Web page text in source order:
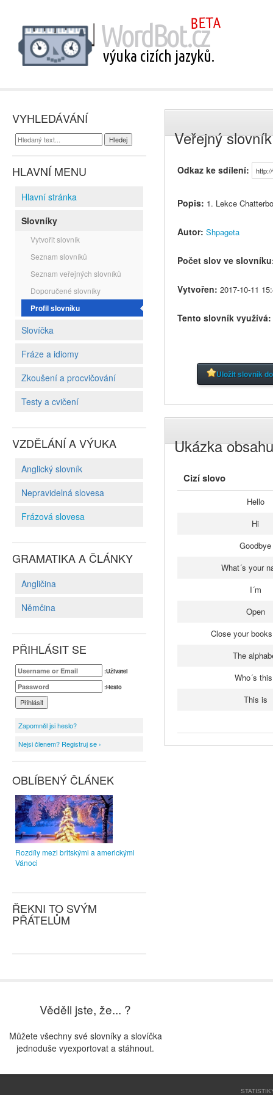
VYHLEDÁVÁNÍ
HLAVNÍ MENU
Hlavní stránka
Slovníky
Vytvořit slovník
Seznam slovníků
Seznam veřejných slovníků
Doporučené slovníky
Profil slovníku
Slovíčka
Fráze a idiomy
Zkoušení a procvičování
Testy a cvičení
VZDĚLÁNÍ A VÝUKA
Anglický slovník
Nepravidelná slovesa
Frázová slovesa
GRAMATIKA A ČLÁNKY
Angličina
Němčina
PŘIHLÁSIT SE
:Uživatel
:Heslo
Zapomněl jsi heslo?
Nejsi členem? Registruj se ›
OBLÍBENÝ ČLÁNEK
Rozdíly mezi britskými a americkými
Vánoci
ŘEKNI TO SVÝM
PŘÁTELŮM
Veřejný
Odkaz ke sdílení:
Popis: 1. Lekce
Autor: Shpageta
Počet slov ve
Vytvořen: 2017-10-11
Tento slovník využívá:
Uložit slovník
Ukázka obsahu
Cizí slovo
Hello
Hi
Goodbye
What´s your
I´m
Open
Close your
The
Who´s
This is
Věděli jste, že... ?
Můžete všechny své slovníky a slovíčka
jednoduše vyexportovat a stáhnout.